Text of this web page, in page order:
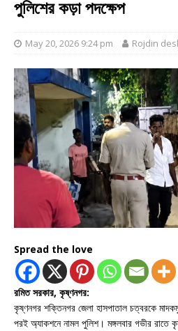
পুলিশের কড়া পদক্ষেপ
May 20, 2026 9:24 pm Rojdin
Spread the love
রমিত সরকার, কৃষ্ণনগর:
কৃষ্ণনগর শক্তিনগর জেলা হাসপাতাল চত্বরকে
পরই অ্যাকশনে নামল পুলিশ। মঙ্গলবার গভীর রাতে